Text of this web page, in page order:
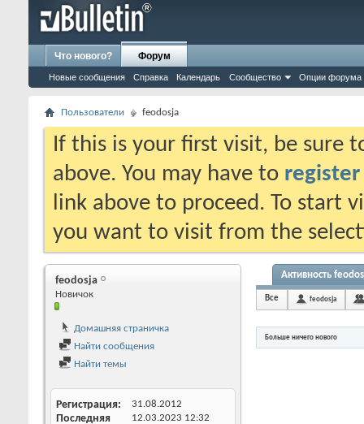
Что нового? Форум
Новые сообщения Справка Календарь Сообщество Опции форума
Пользователи feodosja
If this is your first visit, be sure
above. You may have to register
link above to proceed. To start
you want to visit from the
feodosja
Новичок
Домашняя страничка
Найти сообщения
Найти темы
Регистрация 31.08.2012
Последняя
12.03.2023 12:32
Активность
Все feodosja
Больше ничего нового